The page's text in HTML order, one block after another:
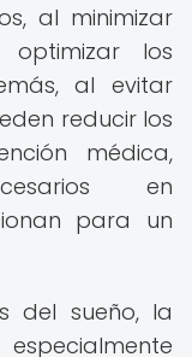
al minimizar
los
al evitar
reducir los
médica,
en
para un
del sueño, la